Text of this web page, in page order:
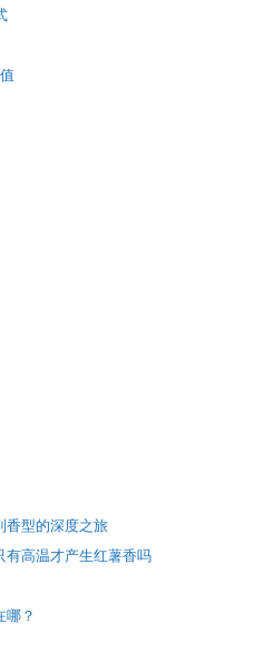
香型的深度之旅
有高温才产生红薯香吗
哪？